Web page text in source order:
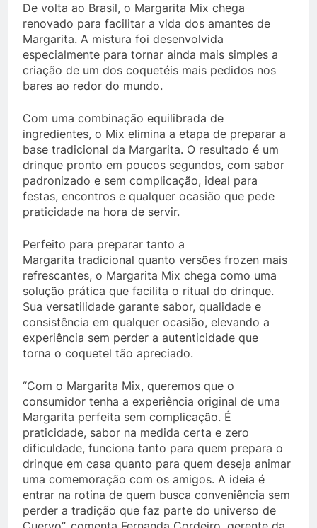
De volta ao Brasil, o Margarita Mix chega
renovado para facilitar a vida dos amantes de
Margarita. A mistura foi desenvolvida
especialmente para tornar ainda mais simples a
criação de um dos coquetéis mais pedidos nos
bares ao redor do mundo.
Com uma combinação equilibrada de
ingredientes, o Mix elimina a etapa de preparar a
base tradicional da Margarita. O resultado é um
drinque pronto em poucos segundos, com sabor
padronizado e sem complicação, ideal para
festas, encontros e qualquer ocasião que pede
praticidade na hora de servir.
Perfeito para preparar tanto a
Margarita tradicional quanto versões frozen mais
refrescantes, o Margarita Mix chega como uma
solução prática que facilita o ritual do drinque.
Sua versatilidade garante sabor, qualidade e
consistência em qualquer ocasião, elevando a
experiência sem perder a autenticidade que
torna o coquetel tão apreciado.
“Com o Margarita Mix, queremos que o
consumidor tenha a experiência original de uma
Margarita perfeita sem complicação. É
praticidade, sabor na medida certa e zero
dificuldade, funciona tanto para quem prepara o
drinque em casa quanto para quem deseja animar
uma comemoração com os amigos. A ideia é
entrar na rotina de quem busca conveniência sem
perder a tradição que faz parte do universo de